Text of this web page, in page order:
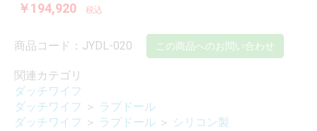
￥194,920 税込
商品コード：JYDL-020 この商品へのお問い合わせ
関連カテゴリ
ダッチワイフ
ダッチワイフ ＞ ラブドール
ダッチワイフ ＞ ラブドール ＞ シリコン製